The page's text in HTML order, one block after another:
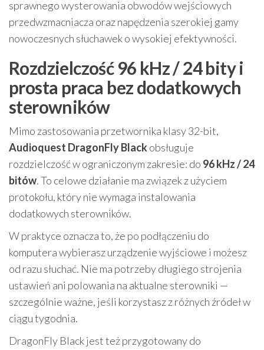
sprawnego wysterowania obwodów wejściowych
przedwzmacniacza oraz napędzenia szerokiej gamy
nowoczesnych słuchawek o wysokiej efektywności.
Rozdzielczość 96 kHz / 24 bity i
prosta praca bez dodatkowych
sterowników
Mimo zastosowania przetwornika klasy 32-bit,
Audioquest DragonFly Blackobsługuje
rozdzielczość w ograniczonym zakresie: do 96 kHz / 24
bitów. To celowe działanie ma związek z użyciem
protokołu, który nie wymaga instalowania
dodatkowych sterowników.
W praktyce oznacza to, że po podłączeniu do
komputera wybierasz urządzenie wyjściowe i możesz
od razu słuchać. Nie ma potrzeby długiego strojenia
ustawień ani polowania na aktualne sterowniki —
szczególnie ważne, jeśli korzystasz z różnych źródeł w
ciągu tygodnia.
DragonFly Black jest też przygotowany do